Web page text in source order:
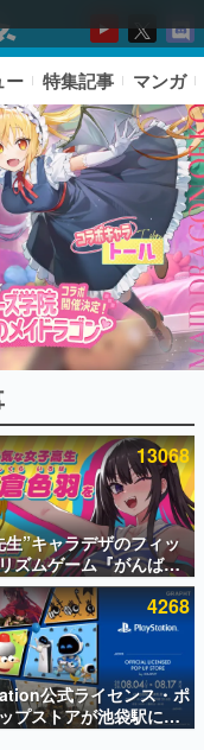
グ
ュー数万以上！ などな
ァミ渾身の“殿堂入り”記
ー 特集記事 マンガ
13068
生”キャラデザのフィッ
ズムゲーム『がんば
リズム』Steamストア
公開。キャラクターの
葵ゅかさん
4268
公式ライセンス・ポ
プストアが池袋駅にて
で開催。夏のアパレル